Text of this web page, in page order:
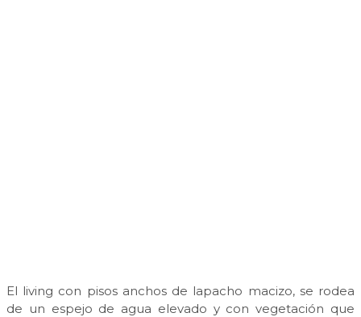
El living con pisos anchos de lapacho macizo, se rodea
de un espejo de agua elevado y con vegetación que